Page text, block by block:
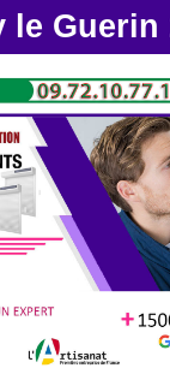
le Guerin